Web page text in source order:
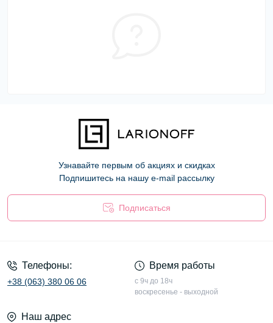
Узнавайте первым об акциях и скидках
Подпишитесь на нашу e-mail рассылку
Подписаться
Телефоны:
+38 (063) 380 06 06
Время работы
с 9ч до 18ч
воскресенье - выходной
Наш адрес